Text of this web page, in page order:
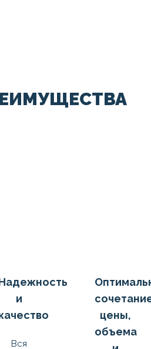
и
Вся
цены,
объема